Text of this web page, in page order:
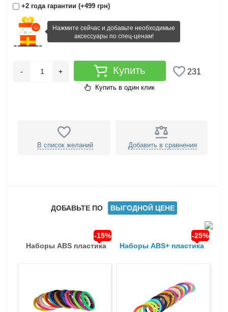
+2 года гарантии (+499 грн)
Нажмите сейчас и добавьте необходимые
аксессуары по спец-ценам!
+
- Купить
Купить в один клик
231
В список желаний Добавить в сравнения
ДОБАВЬТЕ ПО ВЫГОДНОЙ ЦЕНЕ
Наборы ABS пластика
-15%
Наборы ABS+ пластика
-25%